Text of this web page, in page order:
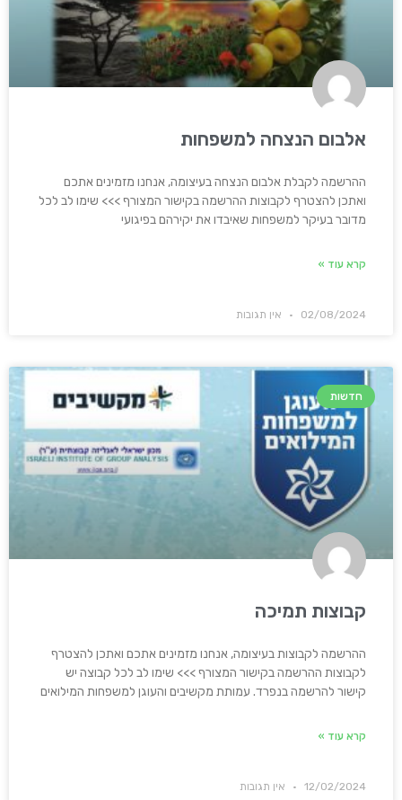
אלבום הנצחה למשפחות
ההרשמה לקבלת אלבום הנצחה בעיצומה, אנחנו מזמינים אתכם
ואתכן להצטרף לקבוצות ההרשמה בקישור המצורף >>> שימו לב לכל
מדובר בעיקר למשפחות שאיבדו את יקירהם בפיגועי
קרא עוד »
02/08/2024 אין תגובות
חדשות
קבוצות תמיכה
ההרשמה לקבוצות בעיצומה, אנחנו מזמינים אתכם ואתכן להצטרף
לקבוצות ההרשמה בקישור המצורף >>> שימו לב לכל קבוצה יש
קישור להרשמה בנפרד. עמותת מקשיבים והעוגן למשפחות המילואים
קרא עוד »
12/02/2024 אין תגובות